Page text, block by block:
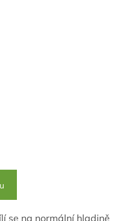
se na normální hladině